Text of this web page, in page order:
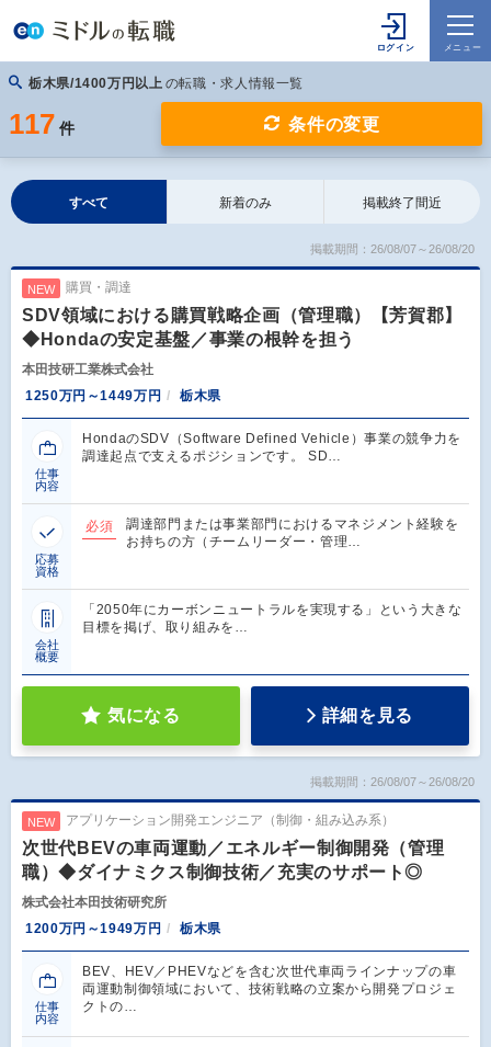
栃木県/1400万円以上 の転職・求人情報一覧
117 件 条件の変更
すべて 新着のみ 掲載終了間近
掲載期間：26/08/07～26/08/20
NEW 購買・調達
SDV領域における購買戦略企画（管理職）【芳賀郡】
◆Hondaの安定基盤／事業の根幹を担う
本田技研工業株式会社
1250万円～1449万円
栃木県
仕事
内容
HondaのSDV（Software Defined Vehicle）事業の競争力を
調達起点で支えるポジションです。 SD…
応募
資格
必須
調達部門または事業部門におけるマネジメント経験を
お持ちの方（チームリーダー・管理…
会社
概要
「2050年にカーボンニュートラルを実現する」という大きな
目標を掲げ、取り組みを…
気になる 詳細を見る
掲載期間：26/08/07～26/08/20
NEW アプリケーション開発エンジニア（制御・組み込み系）
次世代BEVの車両運動／エネルギー制御開発（管理
職）◆ダイナミクス制御技術／充実のサポート◎
株式会社本田技術研究所
1200万円～1949万円
栃木県
仕事
内容
BEV、HEV／PHEVなどを含む次世代車両ラインナップの車
両運動制御領域において、技術戦略の立案から開発プロジェ
クトの…